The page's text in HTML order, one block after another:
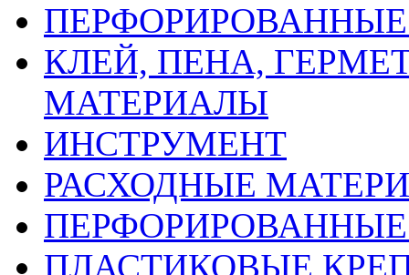
КЛЕЙ, ПЕНА,
МАТЕРИАЛЫ
ИНСТРУМЕНТ
РАСХОДНЫЕ
ПЛАСТИКОВЫЕ